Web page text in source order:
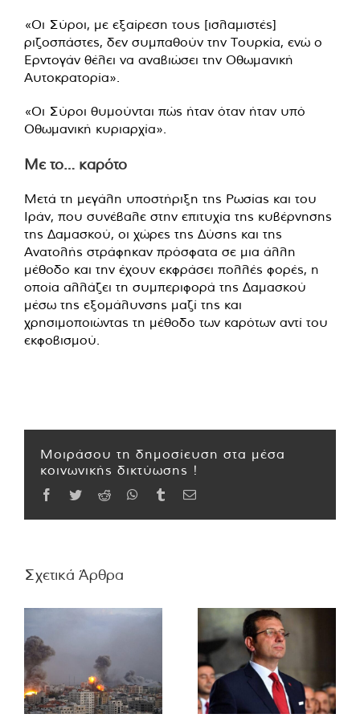
«Οι Σύροι, με εξαίρεση τους [ισλαμιστές]
ριζοσπάστες, δεν συμπαθούν την Τουρκία, ενώ ο
Ερντογάν θέλει να αναβιώσει την Οθωμανική
Αυτοκρατορία».
«Οι Σύροι θυμούνται πώς ήταν όταν ήταν υπό
Οθωμανική κυριαρχία».
Με το… καρότο
Μετά τη μεγάλη υποστήριξη της Ρωσίας και του
Ιράν, που συνέβαλε στην επιτυχία της κυβέρνησης
της Δαμασκού, οι χώρες της Δύσης και της
Ανατολής στράφηκαν πρόσφατα σε μια άλλη
μέθοδο και την έχουν εκφράσει πολλές φορές, η
οποία αλλάζει τη συμπεριφορά της Δαμασκού
μέσω της εξομάλυνσης μαζί της και
χρησιμοποιώντας τη μέθοδο των καρότων αντί του
εκφοβισμού.
Μοιράσου τη δημοσίευση στα μέσα
κοινωνικής δικτύωσης !
Facebook
TwitterReddit WhatsApp
TumblrEmail
Σχετικά Άρθρα